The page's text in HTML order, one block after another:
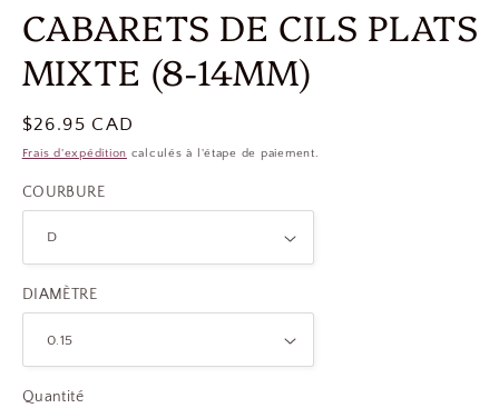
CABARETS DE CILS PLATS
MIXTE (8-14MM)
Prix
habituel
$26.95 CAD
Frais d'expédition calculés à l'étape de paiement.
COURBURE
DIAMÈTRE
Quantité